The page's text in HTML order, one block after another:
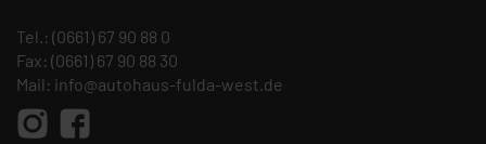
Tel.: (0661) 67 90 88 0
Fax: (0661) 67 90 88 30
Mail: info@autohaus-fulda-west.de